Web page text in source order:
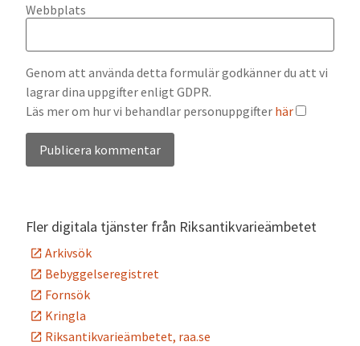
Webbplats
Genom att använda detta formulär godkänner du att vi
lagrar dina uppgifter enligt GDPR.
Läs mer om hur vi behandlar personuppgifter här
Fler digitala tjänster från Riksantikvarieämbetet
Arkivsök
Bebyggelseregistret
Fornsök
Kringla
Riksantikvarieämbetet, raa.se